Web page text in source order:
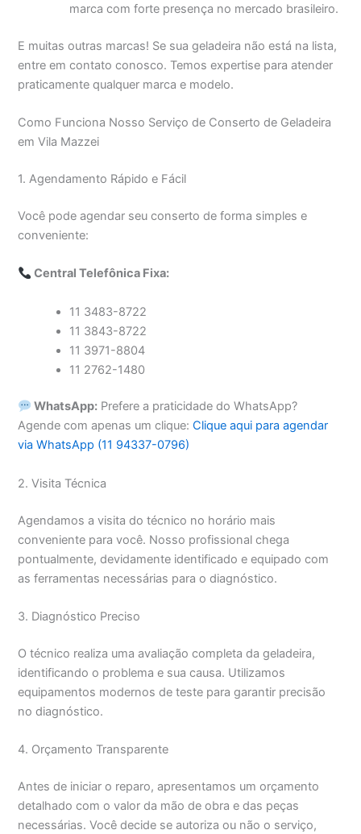
marca com forte presença no mercado brasileiro.
E muitas outras marcas! Se sua geladeira não está na lista,
entre em contato conosco. Temos expertise para atender
praticamente qualquer marca e modelo.
Como Funciona Nosso Serviço de Conserto de Geladeira
em Vila Mazzei
1. Agendamento Rápido e Fácil
Você pode agendar seu conserto de forma simples e
conveniente:
Central Telefônica Fixa:
11 3483-8722
11 3843-8722
11 3971-8804
11 2762-1480
WhatsApp: Prefere a praticidade do WhatsApp?
Agende com apenas um clique:Clique aqui para agendar
via WhatsApp (11 94337-0796)
2. Visita Técnica
Agendamos a visita do técnico no horário mais
conveniente para você. Nosso profissional chega
pontualmente, devidamente identificado e equipado com
as ferramentas necessárias para o diagnóstico.
3. Diagnóstico Preciso
O técnico realiza uma avaliação completa da geladeira,
identificando o problema e sua causa. Utilizamos
equipamentos modernos de teste para garantir precisão
no diagnóstico.
4. Orçamento Transparente
Antes de iniciar o reparo, apresentamos um orçamento
detalhado com o valor da mão de obra e das peças
necessárias. Você decide se autoriza ou não o serviço,